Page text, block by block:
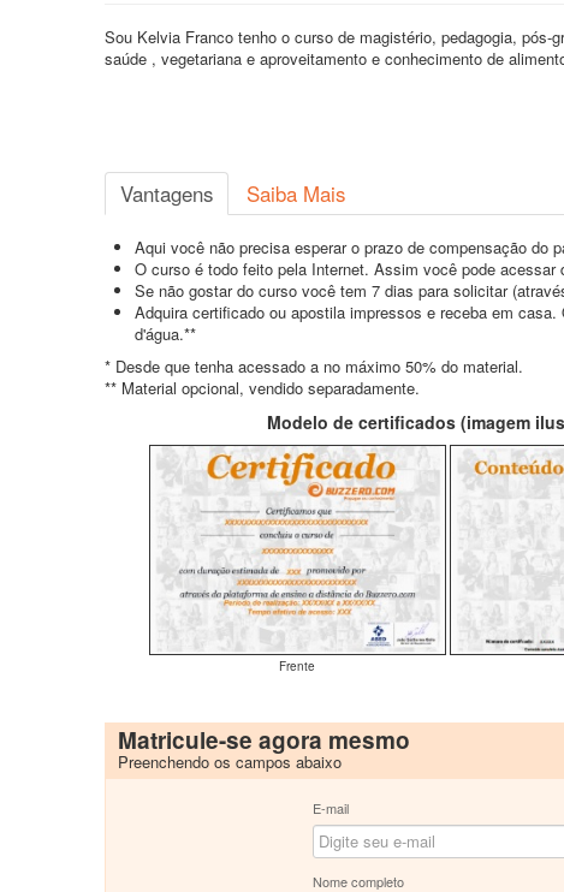
Sou Kelvia Franco tenho o curso de magistério, pedagogia,
saúde , vegetariana e aproveitamento e conhecimento de
Vantagens Saiba Mais
Aqui você não precisa esperar o prazo de compensação do
O curso é todo feito pela Internet. Assim você pode acessar
Se não gostar do curso você tem 7 dias para solicitar
Adquira certificado ou apostila impressos e receba em
d'água.**
* Desde que tenha acessado a no máximo 50% do material.
** Material opcional, vendido separadamente.
Modelo de certificados (imagem
Frente
Matricule-se agora mesmo
Preenchendo os campos abaixo
E-mail
Nome completo